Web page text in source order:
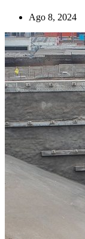
Ago 8, 2024